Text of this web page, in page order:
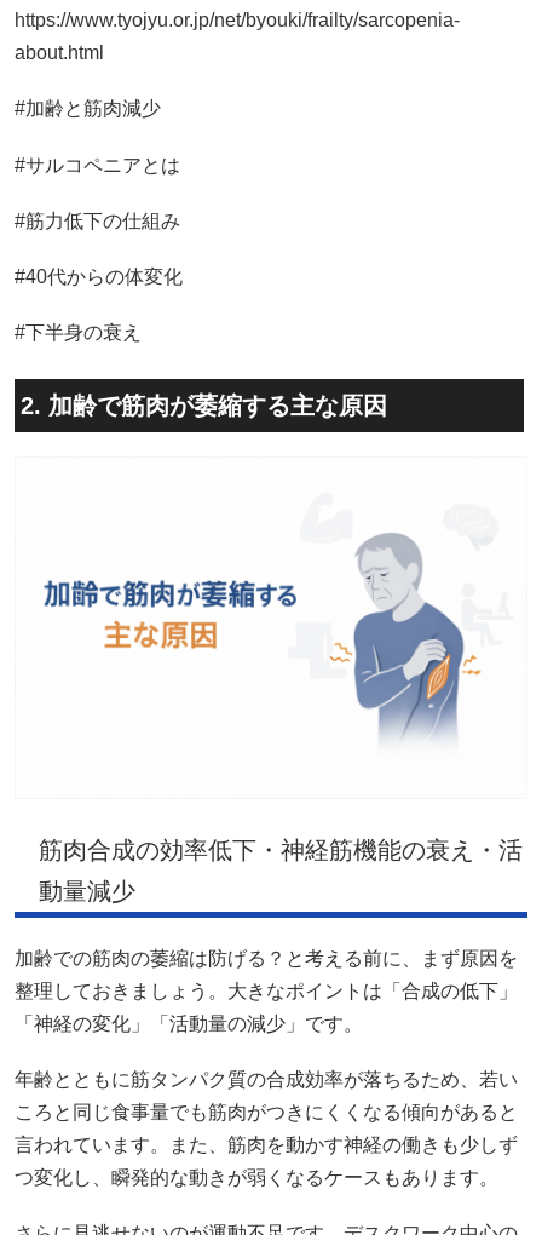
https://www.tyojyu.or.jp/net/byouki/frailty/sarcopenia-
about.html
#加齢と筋肉減少
#サルコペニアとは
#筋力低下の仕組み
#40代からの体変化
#下半身の衰え
2. 加齢で筋肉が萎縮する主な原因
筋肉合成の効率低下・神経筋機能の衰え・活
動量減少
加齢での筋肉の萎縮は防げる？と考える前に、まず原因を
整理しておきましょう。大きなポイントは「合成の低下」
「神経の変化」「活動量の減少」です。
年齢とともに筋タンパク質の合成効率が落ちるため、若い
ころと同じ食事量でも筋肉がつきにくくなる傾向があると
言われています。また、筋肉を動かす神経の働きも少しず
つ変化し、瞬発的な動きが弱くなるケースもあります。